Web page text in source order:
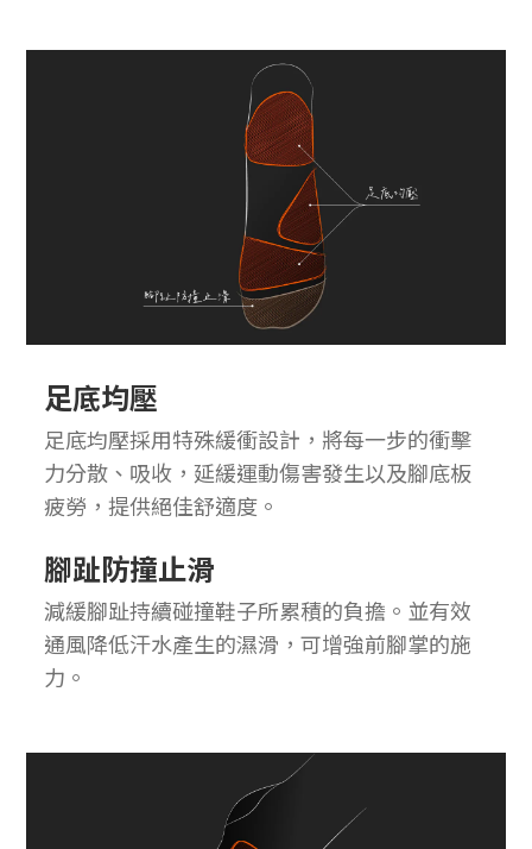
足底均壓
足底均壓採用特殊緩衝設計，將每一步的衝擊
力分散、吸收，延緩運動傷害發生以及腳底板
疲勞，提供絕佳舒適度。
腳趾防撞止滑
減緩腳趾持續碰撞鞋子所累積的負擔。並有效
通風降低汗水產生的濕滑，可增強前腳掌的施
力。